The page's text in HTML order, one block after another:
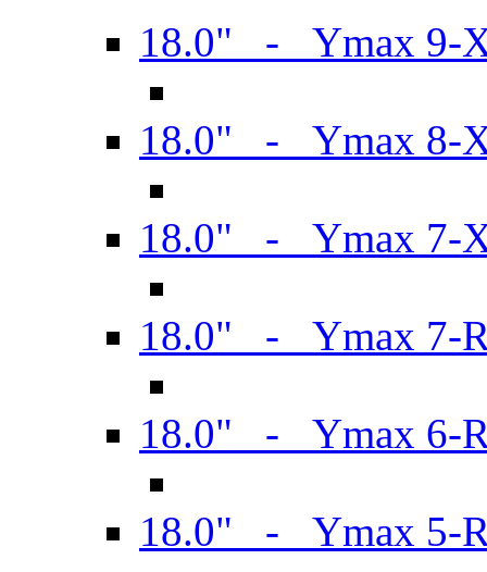
18.0" - Ymax 9-
18.0" - Ymax 8-
18.0" - Ymax 7-
18.0" - Ymax 7-
18.0" - Ymax 6-
18.0" - Ymax 5-